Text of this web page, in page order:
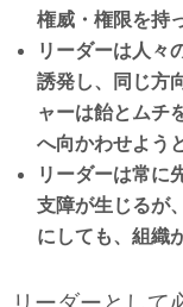
権威・権限を持
リーダーは人々
誘発し、同じ方
ャーは飴とムチ
へ向かわせよう
リーダーは常に
支障が生じるが
にしても、組織